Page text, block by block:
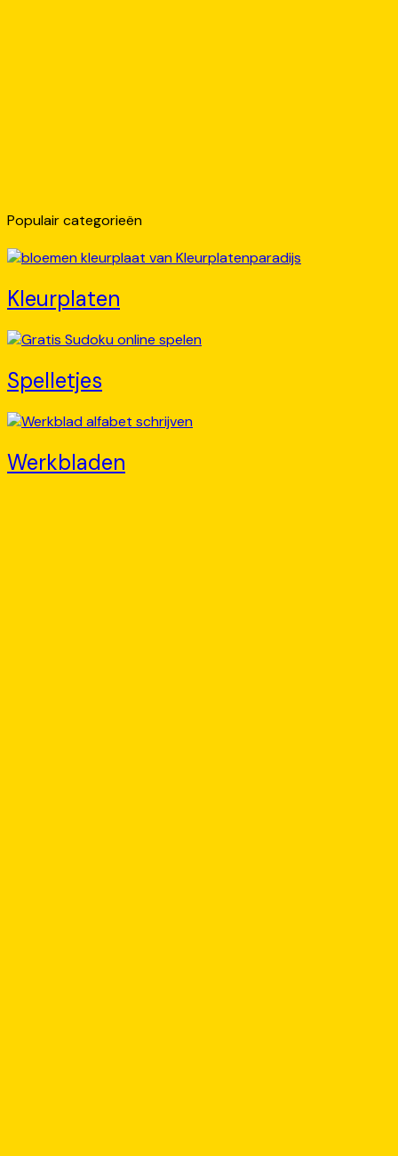
Populair categorieën
Kleurplaten
Spelletjes
Werkbladen